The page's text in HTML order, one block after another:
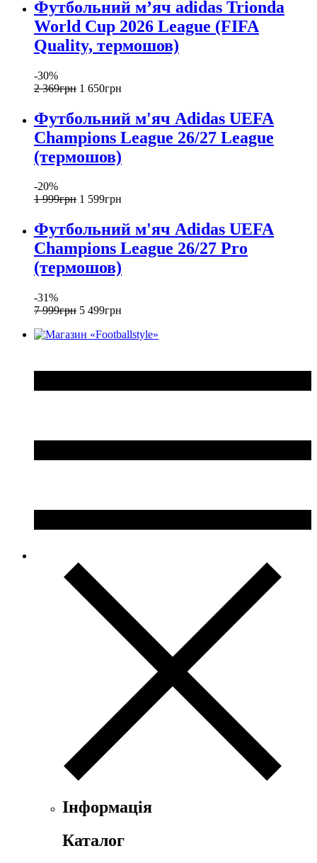
Футбольний м’яч adidas Trionda
World Cup 2026 League (FIFA
Quality, термошов)
-30%
2 369грн 1 650грн
Футбольний м'яч Adidas UEFA
Champions League 26/27 League
(термошов)
-20%
1 999грн 1 599грн
Футбольний м'яч Adidas UEFA
Champions League 26/27 Pro
(термошов)
-31%
7 999грн 5 499грн
Інформація
Каталог